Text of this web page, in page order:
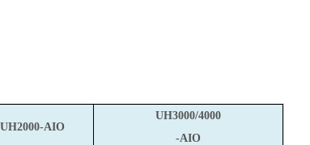
UH2000-AIO
UH3000/4000
-AIO